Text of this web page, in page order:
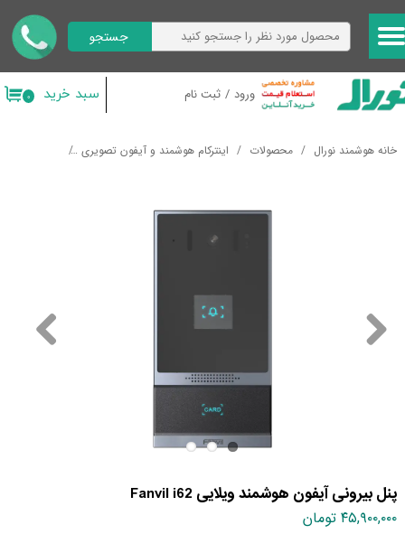
ورود / ثبت نام
حساب کاربری من
تغییر گذر واژه
خروج از حساب کاربری
جستجو
۰ سبد خرید
خانه هوشمند نورال محصولات اینترکام هوشمند و آیفون تصویری
پنل بیرونی آیفون هوشمند ویلایی Fanvil i62
۴۵,۹۰۰,۰۰۰ تومان